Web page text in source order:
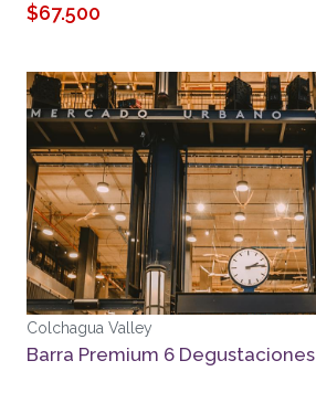
$67.500
Colchagua Valley
Barra Premium 6 Degustaciones